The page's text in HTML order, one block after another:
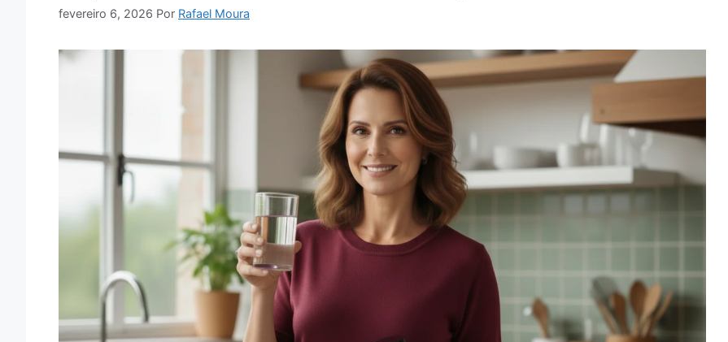
fevereiro 6, 2026 Por Rafael Moura